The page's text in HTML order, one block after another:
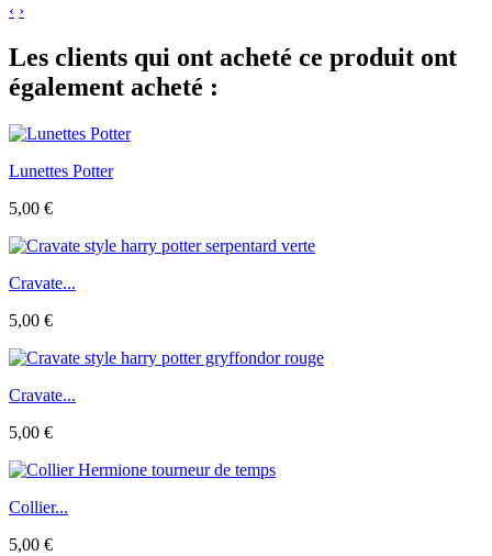
‹ ›
Les clients qui ont acheté ce produit ont
également acheté :
Lunettes Potter
5,00 €
Cravate...
5,00 €
Cravate...
5,00 €
Collier...
5,00 €